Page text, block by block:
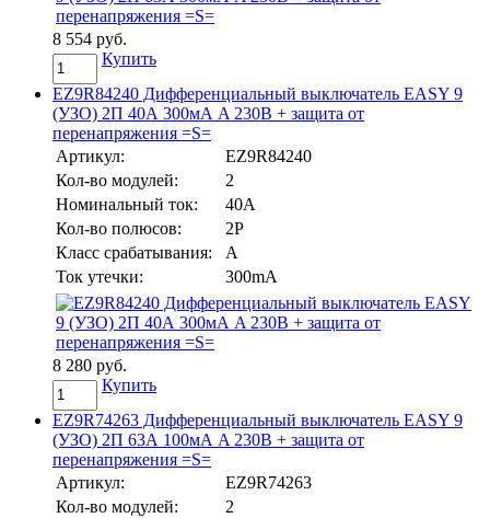
8 554 руб.
Купить
EZ9R84240 Дифференциальный выключатель EASY 9
(УЗО) 2П 40А 300мА A 230В + защита от
перенапряжения =S=
Артикул:
EZ9R84240
Кол-во модулей:
2
Номинальный ток:
40А
Кол-во полюсов:
2P
Класс срабатывания:
A
Ток утечки:
300mA
8 280 руб.
Купить
EZ9R74263 Дифференциальный выключатель EASY 9
(УЗО) 2П 63А 100мА A 230В + защита от
перенапряжения =S=
Артикул:
EZ9R74263
Кол-во модулей:
2